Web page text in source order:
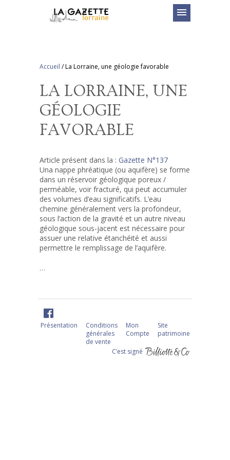
menu
Accueil /La Lorraine, une géologie favorable
LA LORRAINE, UNE
GÉOLOGIE
FAVORABLE
Article présent dans la : Gazette N°137
Una nappe phréatique (ou aquifère) se forme
dans un réservoir géologique poreux /
perméable, voir fracturé, qui peut accumuler
des volumes d’eau significatifs. L’eau
chemine généralement vers la profondeur,
sous l’action de la gravité et un autre niveau
géologique sous-jacent est nécessaire pour
assuer une relative étanchéité et aussi
permettre le remplissage de l’aquifère.
…
Présentation
Conditions
générales
de vente
Mon
Compte
Site
patrimoine
C‘est signé